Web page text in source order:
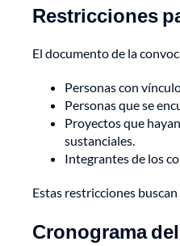
Restricciones
El documento de la
Personas con
Personas que se
Proyectos que
sustanciales.
Integrantes de los
Estas restricciones
Cronograma